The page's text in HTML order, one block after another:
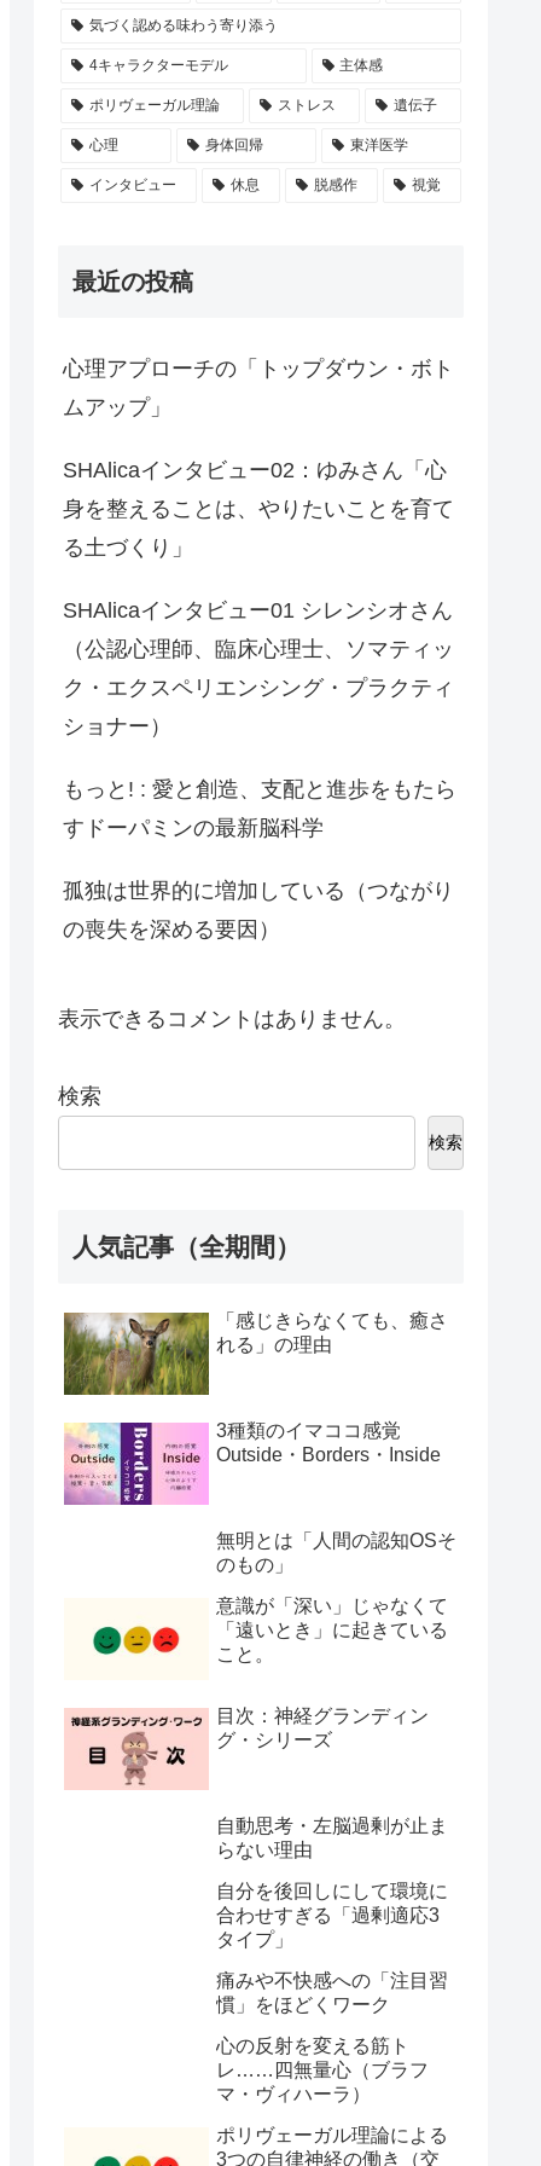
気づく認める味わう寄り添う
4キャラクターモデル 主体感
ポリヴェーガル理論 ストレス 遺伝子
心理 身体回帰 東洋医学
インタビュー 休息 脱感作 視覚
最近の投稿
心理アプローチの「トップダウン・ボト
ムアップ」
SHAlicaインタビュー02：ゆみさん「心
身を整えることは、やりたいことを育て
る土づくり」
SHAlicaインタビュー01 シレンシオさん
（公認心理師、臨床心理士、ソマティッ
ク・エクスペリエンシング・プラクティ
ショナー）
もっと! : 愛と創造、支配と進歩をもたら
すドーパミンの最新脳科学
孤独は世界的に増加している（つながり
の喪失を深める要因）
表示できるコメントはありません。
検索
検索
人気記事（全期間）
「感じきらなくても、癒さ
れる」の理由
3種類のイマココ感覚
Outside・Borders・Inside
無明とは「人間の認知OSそ
のもの」
意識が「深い」じゃなくて
「遠いとき」に起きている
こと。
目次：神経グランディン
グ・シリーズ
自動思考・左脳過剰が止ま
らない理由
自分を後回しにして環境に
合わせすぎる「過剰適応3
タイプ」
痛みや不快感への「注目習
慣」をほどくワーク
心の反射を変える筋ト
レ……四無量心（ブラフ
マ・ヴィハーラ）
ポリヴェーガル理論による
3つの自律神経の働き（交